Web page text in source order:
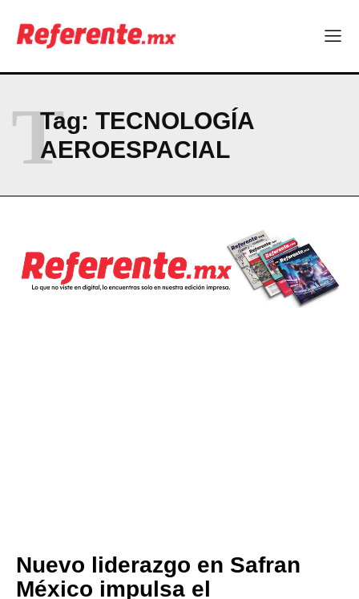
¿Y si el futuro industrial de Chihuahua estuviera en el aire?
partida
Company
CONTACT
NEWSLETTER
Tag: TECNOLOGÍA
AEROESPACIAL
T
Nuevo liderazgo en Safran
México impulsa el